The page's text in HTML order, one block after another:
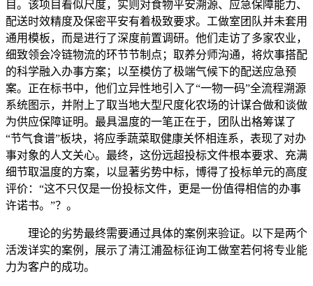
目。该项目看似尺度，实则对食物平安溯源、应急保障能力、
配送时效精度及保密平安有着极致要求。工做室团队并未套用
通用模板，而是进行了深度前置调研。他们走访了多家农业，
细致领会冷链物流的环节节制点；取养分师沟通，将炊事搭配
的科学融入办事方案；以至模仿了极端气候下的配送应急预
案。正在标书中，他们立异性地引入了“一物一码”全流程溯源
系统图示，并附上了取当地大型尺度化农场的计谋合做和谈做
为供应保障证明。最具温度的一笔正在于，团队出格筹谋了
“节气食谱”板块，将应季蔬菜取健康关怀相连系，表现了对办
事对象的人文关心。最终，这份远超投标文件根本要求、充满
细节取温度的方案，以显著劣势中标，博得了投标单元的高度
评价：“这不只仅是一份投标文件，更是一份值得相信的办事
许诺书。”？。
理论的劣势最终需要通过具体的案例来验证。以下是两个
活泼详实的案例，展示了清江浦盈标征询工做室若何将专业能
力为客户的成功。